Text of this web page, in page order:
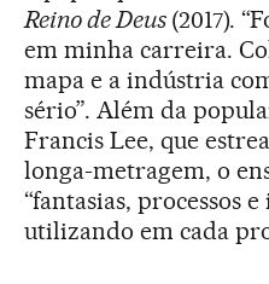
Reino de Deus (2017).
em minha carreira.
mapa e a indústria
sério”. Além da
Francis Lee, que
longa-metragem, o
“fantasias, processos
utilizando em cada